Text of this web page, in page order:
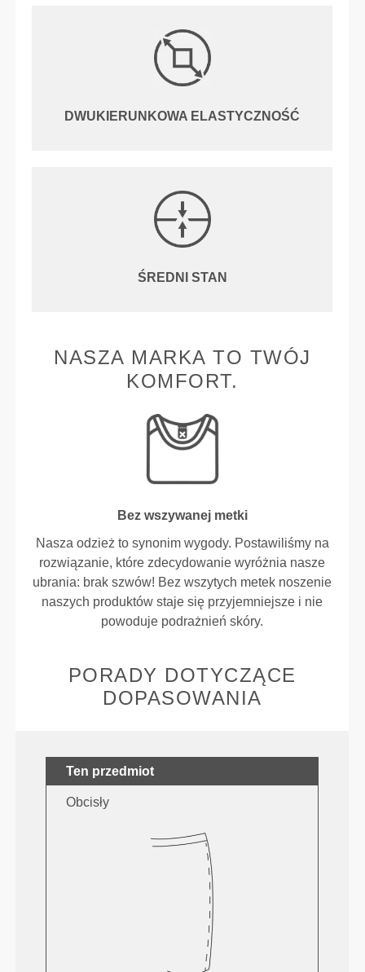
DWUKIERUNKOWA ELASTYCZNOŚĆ
ŚREDNI STAN
NASZA MARKA TO TWÓJ
KOMFORT.
Bez wszywanej metki
Nasza odzież to synonim wygody. Postawiliśmy na
rozwiązanie, które zdecydowanie wyróżnia nasze
ubrania: brak szwów! Bez wszytych metek noszenie
naszych produktów staje się przyjemniejsze i nie
powoduje podrażnień skóry.
PORADY DOTYCZĄCE
DOPASOWANIA
Ten przedmiot
Obcisły